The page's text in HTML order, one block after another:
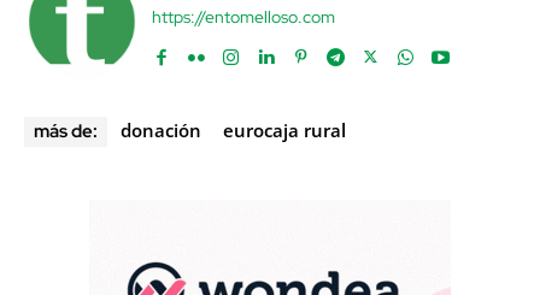
https://entomelloso.com
más de: donación eurocaja rural